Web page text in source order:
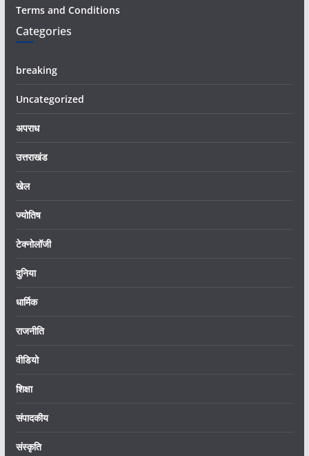
Terms and Conditions
Categories
breaking
Uncategorized
अपराध
उत्तराखंड
खेल
ज्योतिष
टेक्नोलॉजी
दुनिया
धार्मिक
राजनीति
वीडियो
शिक्षा
संपादकीय
संस्कृति